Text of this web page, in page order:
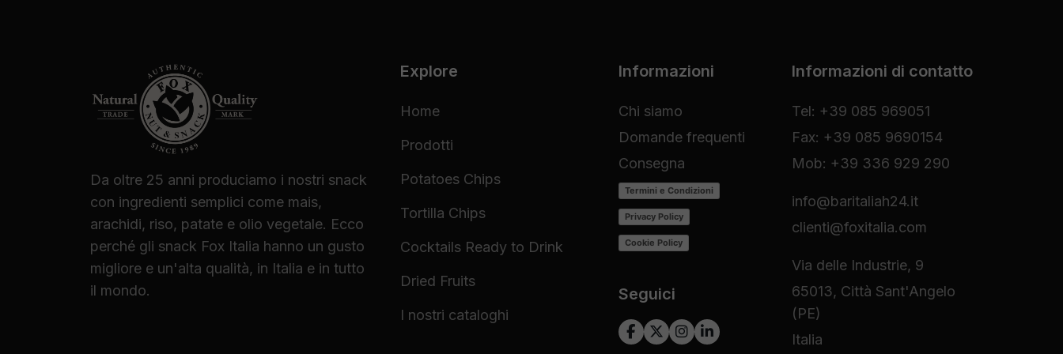
Da oltre 25 anni produciamo i nostri snack
con ingredienti semplici come mais,
arachidi, riso, patate e olio vegetale. Ecco
perché gli snack Fox Italia hanno un gusto
migliore e un'alta qualità, in Italia e in tutto
il mondo.
Explore
Home
Prodotti
Potatoes Chips
Tortilla Chips
Cocktails Ready to Drink
Dried Fruits
I nostri cataloghi
Informazioni
Chi siamo
Domande frequenti
Consegna
Termini e Condizioni
Privacy Policy
Cookie Policy
Seguici
Informazioni di contatto
Tel: +39 085 969051
Fax: +39 085 9690154
Mob: +39 336 929 290
info@baritaliah24.it
clienti@foxitalia.com
Via delle Industrie, 9
65013, Città Sant'Angelo
(PE)
Italia